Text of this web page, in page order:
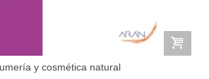
y cosmética natural